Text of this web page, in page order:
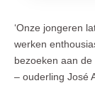
‘Onze jongeren
werken
bezoeken aan de
– ouderling José